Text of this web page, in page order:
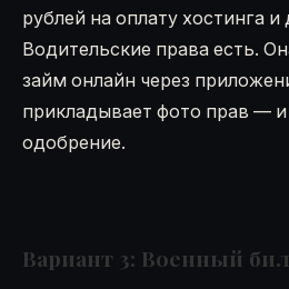
рублей на оплату хостинга
Водительские права есть.
займ онлайн через
прикладывает фото прав — и
одобрение.
Вариант 3: Военный